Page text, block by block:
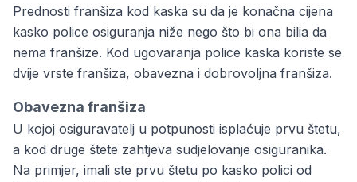
Prednosti franšiza kod kaska su da je konačna cijena
kasko police osiguranja niže nego što bi ona bilia da
nema franšize. Kod ugovaranja police kaska koriste se
dvije vrste franšiza, obavezna i dobrovoljna franšiza.
Obavezna franšiza
U kojoj osiguravatelj u potpunosti isplaćuje prvu štetu,
a kod druge štete zahtjeva sudjelovanje osiguranika.
Na primjer, imali ste prvu štetu po kasko polici od